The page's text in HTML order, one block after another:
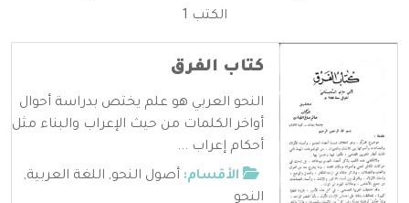
الكتب 1
كتاب الفرق
النحو العربي هو علم يختص بدراسة أحوال
أواخر الكلمات من حيث الإعراب والبناء مثل
أحكام إعراب ...
الأقسام: أصول النحو, اللغة العربية,
النحو